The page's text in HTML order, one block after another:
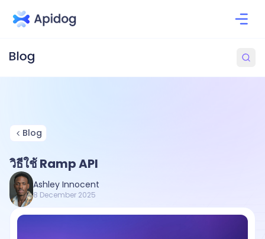
Blog
วิธีใช้ Ramp API
Ashley Innocent
8 December 2025